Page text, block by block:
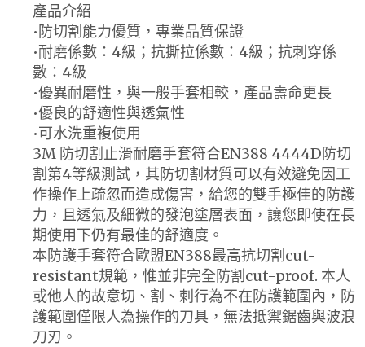
產品介紹
•防切割能力優質，專業品質保證
•耐磨係數：4級；抗撕拉係數：4級；抗刺穿係
數：4級
•優異耐磨性，與一般手套相較，產品壽命更長
•優良的舒適性與透氣性
•可水洗重複使用
3M 防切割止滑耐磨手套符合EN388 4444D防切
割第4等級測試，其防切割材質可以有效避免因工
作操作上疏忽而造成傷害，給您的雙手極佳的防護
力，且透氣及細微的發泡塗層表面，讓您即使在長
期使用下仍有最佳的舒適度。
本防護手套符合歐盟EN388最高抗切割cut-
resistant規範，惟並非完全防割cut-proof. 本人
或他人的故意切、割、刺行為不在防護範圍內，防
護範圍僅限人為操作的刀具，無法抵禦鋸齒與波浪
刀刃。